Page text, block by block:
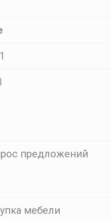
предложений
мебели